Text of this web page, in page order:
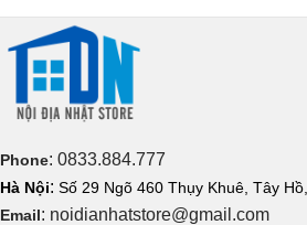
Phone: 0833.884.777
Hà Nội: Số 29 Ngõ 460 Thụy Khuê, Tây
Email: noidianhatstore@gmail.com